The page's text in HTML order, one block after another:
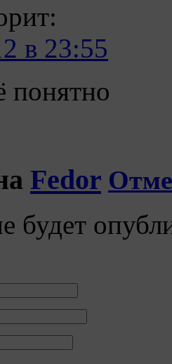
в 23:55
понятно
Fedor
будет